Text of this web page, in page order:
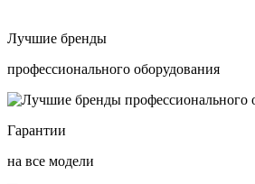
Лучшие бренды
профессионального оборудования
Гарантии
на все модели